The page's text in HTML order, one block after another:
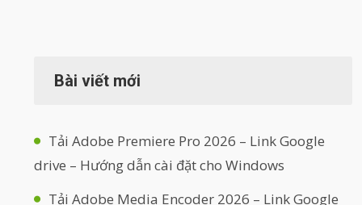
Bài viết mới
Tải Adobe Premiere Pro 2026 – Link Google
drive – Hướng dẫn cài đặt cho Windows
Tải Adobe Media Encoder 2026 – Link Google